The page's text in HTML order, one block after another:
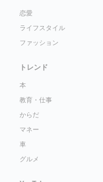
恋愛
ライフスタイル
ファッション
トレンド
本
教育・仕事
からだ
マネー
車
グルメ